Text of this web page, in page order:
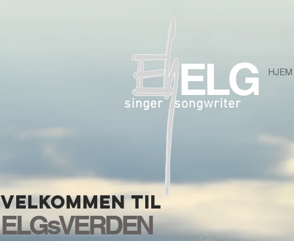
ELG
singer songwriter
HJEM
velkommen til
ELGsVERDEN